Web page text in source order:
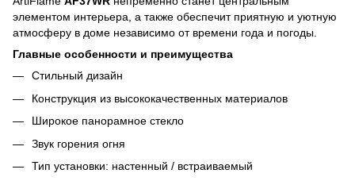
элементом интерьера, а также обеспечит приятную и уютную
атмосферу в доме независимо от времени года и погоды.
Главные особенности и преимущества
Стильный дизайн
Конструкция из высококачественных материалов
Широкое панорамное стекло
Звук горения огня
Тип установки: настенный / встраиваемый